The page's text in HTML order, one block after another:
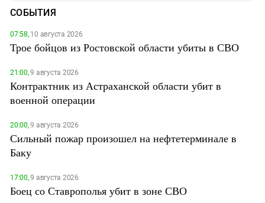
СОБЫТИЯ
07:58,10 августа 2026
Трое бойцов из Ростовской области убиты в СВО
21:00,9 августа 2026
Контрактник из Астраханской области убит в
военной операции
20:00,9 августа 2026
Сильный пожар произошел на нефтетерминале в
Баку
17:00,9 августа 2026
Боец со Ставрополья убит в зоне СВО